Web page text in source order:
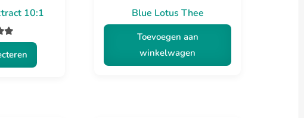
10:1
5
Blue Lotus Thee
Toevoegen aan
winkelwagen